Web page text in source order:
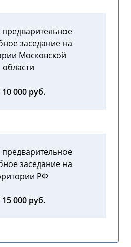
заседание на
Московской
области
10 000 руб.
заседание на
РФ
15 000 руб.